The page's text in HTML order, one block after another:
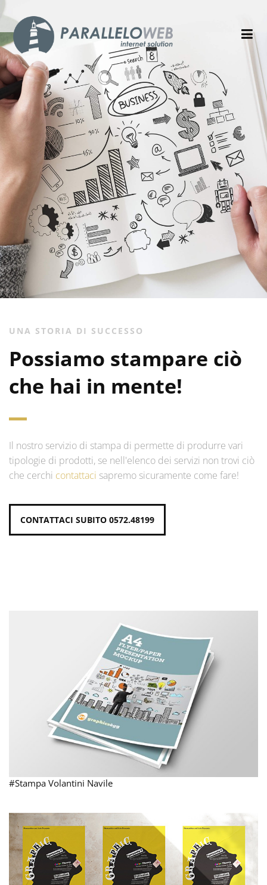
UNA STORIA DI SUCCESSO
Possiamo stampare ciò
che hai in mente!
Il nostro servizio di stampa di permette di produrre vari
tipologie di prodotti, se nell'elenco dei servizi non trovi ciò
che cerchi contattaci sapremo sicuramente come fare!
CONTATTACI SUBITO 0572.48199
#Stampa Volantini Navile